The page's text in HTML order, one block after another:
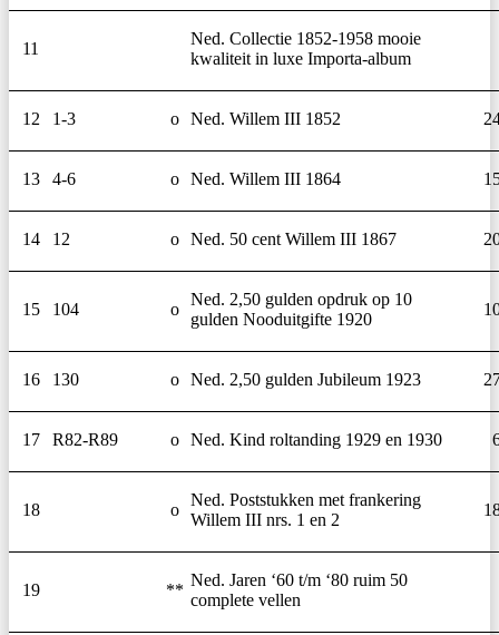
11
Ned. Collectie 1852-1958 mooie
kwaliteit in luxe Importa-album
12 1-3 o Ned. Willem III 1852
13 4-6 o Ned. Willem III 1864
14 12 o Ned. 50 cent Willem III 1867
15 104 o
Ned. 2,50 gulden opdruk op 10
gulden Nooduitgifte 1920
16 130 o Ned. 2,50 gulden Jubileum 1923
17 R82-R89 o Ned. Kind roltanding 1929 en 1930
18 o
Ned. Poststukken met frankering
Willem III nrs. 1 en 2
19 **
Ned. Jaren ‘60 t/m ‘80 ruim 50
complete vellen